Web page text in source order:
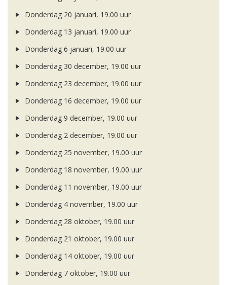
Donderdag 20 januari, 19.00 uur
Donderdag 13 januari, 19.00 uur
Donderdag 6 januari, 19.00 uur
Donderdag 30 december, 19.00 uur
Donderdag 23 december, 19.00 uur
Donderdag 16 december, 19.00 uur
Donderdag 9 december, 19.00 uur
Donderdag 2 december, 19.00 uur
Donderdag 25 november, 19.00 uur
Donderdag 18 november, 19.00 uur
Donderdag 11 november, 19.00 uur
Donderdag 4 november, 19.00 uur
Donderdag 28 oktober, 19.00 uur
Donderdag 21 oktober, 19.00 uur
Donderdag 14 oktober, 19.00 uur
Donderdag 7 oktober, 19.00 uur